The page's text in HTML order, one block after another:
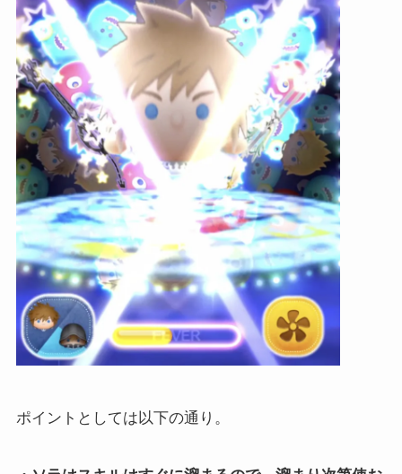
ポイントとしては以下の通り。